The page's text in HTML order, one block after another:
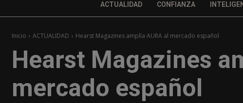
ACTUALIDAD CONFIANZA
Inicio ACTUALIDAD Hearst Magazines amplía AURA al mercado español
Hearst Magazines
mercado español